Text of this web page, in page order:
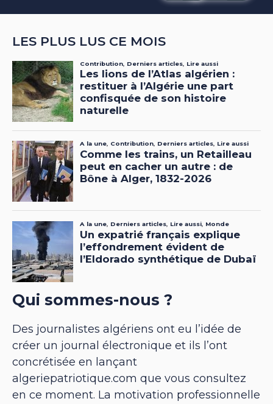
LES PLUS LUS CE MOIS
Qui sommes-nous ?
Des journalistes algériens ont eu l’idée de
créer un journal électronique et ils l’ont
concrétisée en lançant
algeriepatriotique.com que vous consultez
en ce moment. La motivation professionnelle